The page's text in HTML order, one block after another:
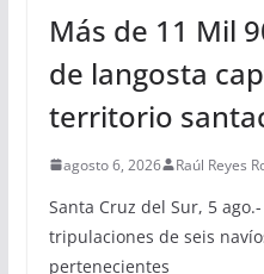
Más de 11 Mil
de langosta
territorio
agosto 6, 2026 Raúl Reyes
Santa Cruz del Sur, 5
tripulaciones de seis
pertenecientes